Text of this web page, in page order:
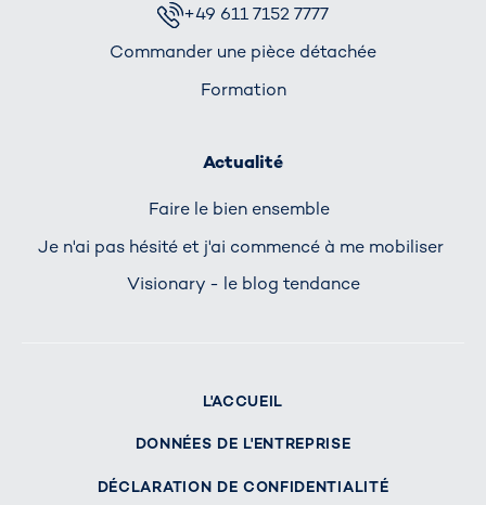
+49 611 7152 7777
Commander une pièce détachée
Formation
Actualité
Faire le bien ensemble
Je n'ai pas hésité et j'ai commencé à me mobiliser
Visionary - le blog tendance
L'ACCUEIL
DONNÉES DE L'ENTREPRISE
DÉCLARATION DE CONFIDENTIALITÉ